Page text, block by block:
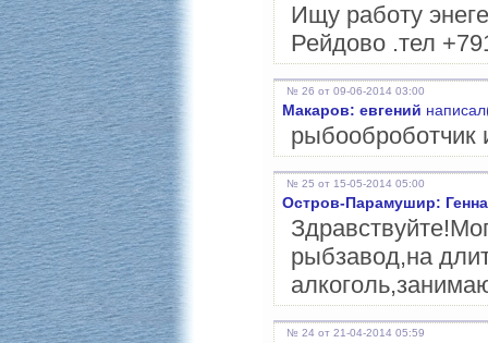
Ищу работу
Рейдово .тел
№ 26 от 09-06-2014 03:00
Макаров: евгений
рыбооброботчик
№ 25 от 15-05-2014 05:00
Остров-Парамушир:
рыбзавод,на
№ 24 от 21-04-2014 05:59